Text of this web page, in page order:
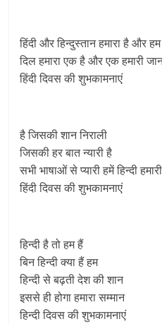
हिंदी और हिन्दुस्तान हमारा है और
दिल हमारा एक है और एक हमारी
हिंदी दिवस की शुभकामनाएं
है जिसकी शान निराली
जिसकी हर बात न्यारी है
सभी भाषाओं से प्यारी हमें हिन्दी
हिंदी दिवस की शुभकामनाएं
हिन्‍दी है तो हम हैं
बिन हिन्दी क्या हैं हम
हिन्दी से बढ़ती देश की शान
इससे ही होगा हमारा सम्मान
हिन्‍दी दिवस की शुभकामनाएं